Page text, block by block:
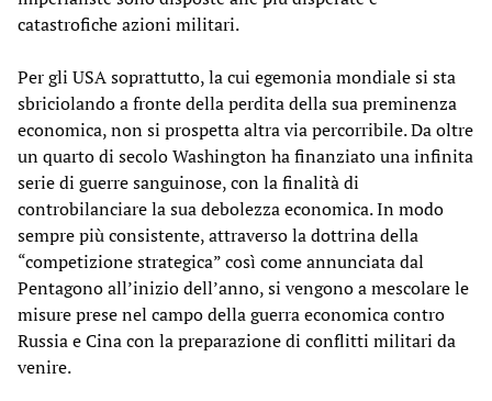
catastrofiche azioni militari.
Per gli USA soprattutto, la cui egemonia mondiale si sta
sbriciolando a fronte della perdita della sua preminenza
economica, non si prospetta altra via percorribile. Da oltre
un quarto di secolo Washington ha finanziato una infinita
serie di guerre sanguinose, con la finalità di
controbilanciare la sua debolezza economica. In modo
sempre più consistente, attraverso la dottrina della
“competizione strategica” così come annunciata dal
Pentagono all’inizio dell’anno, si vengono a mescolare le
misure prese nel campo della guerra economica contro
Russia e Cina con la preparazione di conflitti militari da
venire.